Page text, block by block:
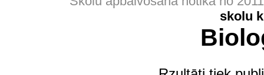
skolu